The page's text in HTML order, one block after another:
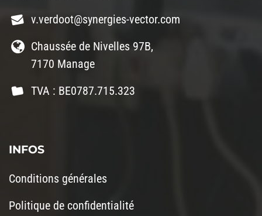
v.verdoot@synergies-vector.com
Chaussée de Nivelles 97B,
7170 Manage
TVA : BE0787.715.323
INFOS
Conditions générales
Politique de confidentialité